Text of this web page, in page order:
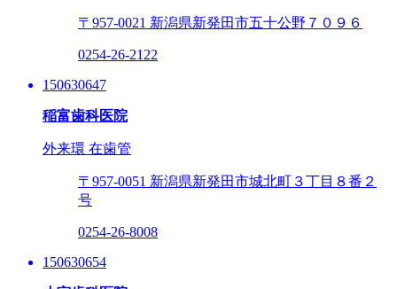
〒957-0021 新潟県新発田市五十公野７０９６
0254-26-2122
150630647
稲富歯科医院
外来環 在歯管
〒957-0051 新潟県新発田市城北町３丁目８番２
号
0254-26-8008
150630654